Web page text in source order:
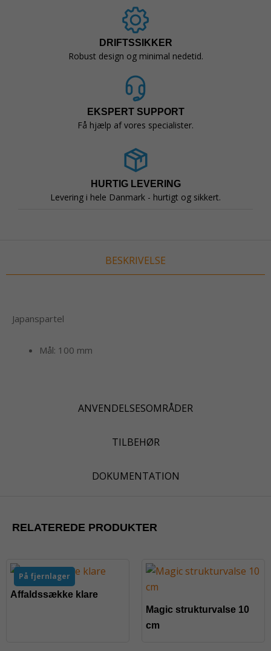
DRIFTSSIKKER
Robust design og minimal nedetid.
EKSPERT SUPPORT
Få hjælp af vores specialister.
HURTIG LEVERING
Levering i hele Danmark - hurtigt og sikkert.
BESKRIVELSE
ANVENDELSESOMRÅDER
TILBEHØR
DOKUMENTATION
Japanspartel
Mål: 100 mm
RELATEREDE PRODUKTER
På fjernlager
Affaldssække klare
Magic strukturvalse 10
cm